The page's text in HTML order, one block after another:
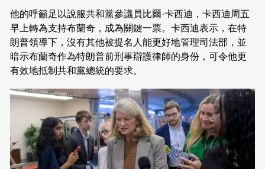
他的呼籲足以說服共和黨參議員比爾·卡西迪，卡西迪周五
早上轉為支持布蘭奇，成為關鍵一票。卡西迪表示，在特
朗普領導下，沒有其他被提名人能更好地管理司法部，並
暗示布蘭奇作為特朗普前刑事辯護律師的身份，可令他更
有效地抵制共和黨總統的要求。